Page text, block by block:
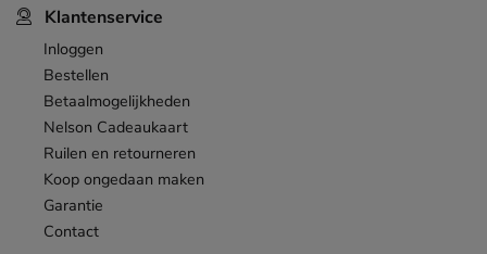
Klantenservice
Inloggen
Bestellen
Betaalmogelijkheden
Nelson Cadeaukaart
Ruilen en retourneren
Koop ongedaan maken
Garantie
Contact